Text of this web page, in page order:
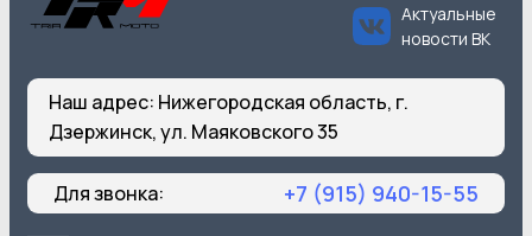
Актуальные
новости ВК
Наш адрес: Нижегородская область, г.
Дзержинск, ул. Маяковского 35
Для звонка: +7 (915) 940-15-55